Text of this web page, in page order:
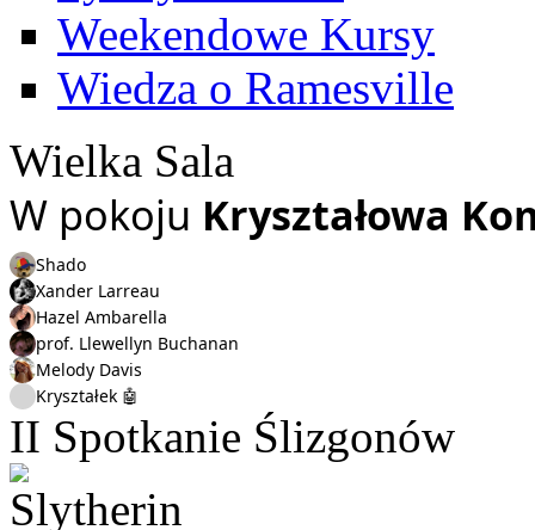
Weekendowe Kursy
Wiedza o Ramesville
Wielka Sala
W pokoju Kryształowa
Shado
Xander Larreau
Hazel Ambarella
prof. Llewellyn Buchanan
Melody Davis
Kryształek 🤖
II Spotkanie Ślizgonów